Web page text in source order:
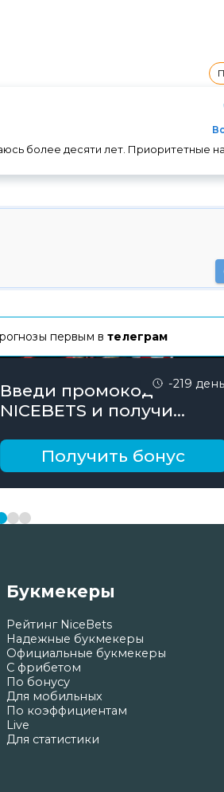
более десяти лет. Приоритетные
первым втелеграм
-219 день
Введи промокод
NICEBETS и получи
Получить бонус
Букмекеры
Рейтинг NiceBets
Надежные букмекеры
Официальные букмекеры
С фрибетом
По бонусу
Для мобильных
По коэффициентам
Live
Для статистики